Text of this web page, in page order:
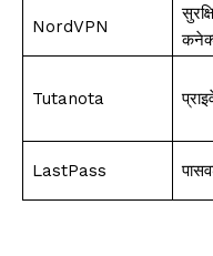
NordVPN
Tutanota
LastPass